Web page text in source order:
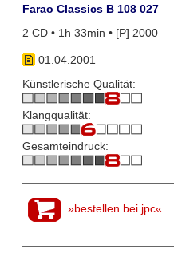
Farao Classics B 108 027
2 CD • 1h 33min • [P] 2000
01.04.2001
Künstlerische Qualität:
Klangqualität:
Gesamteindruck:
»bestellen bei jpc«